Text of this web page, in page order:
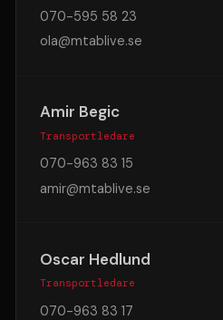
070-595 58 23
ola@mtablive.se
Amir Begic
Transportledare
070-963 83 15
amir@mtablive.se
Oscar Hedlund
Transportledare
070-963 83 17